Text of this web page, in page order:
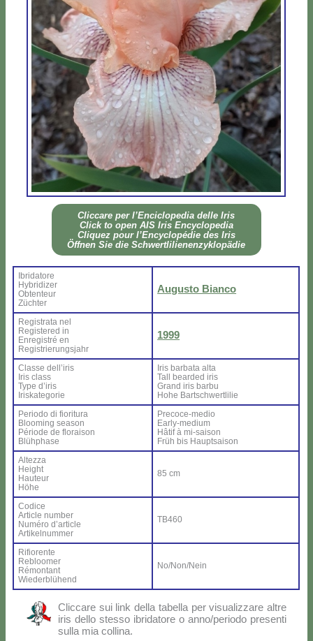
Clic­ca­re per l’En­ci­clo­pe­dia del­le Iris
Click to open AIS Iris En­cy­clo­pe­dia
Cli­quez pour l’En­cy­clo­pé­die des Iris
Öff­nen Sie die Sch­wer­tli­lie­nen­zy­klo­pä­die
Ibri­da­to­re
Hy­bri­di­zer
Ob­ten­teur
Zü­ch­ter
Au­gu­sto Bian­co
Re­gi­stra­ta nel
Re­gi­ste­red in
En­re­gi­stré en
Re­gi­strie­rung­sjahr
1999
Clas­se del­l’i­ris
Iris class
Ty­pe d’i­ris
Iri­ska­te­go­rie
Iris bar­ba­ta al­ta
Tall bear­ded iris
Grand iris bar­bu
Ho­he Bar­ts­ch­wer­tli­lie
Pe­rio­do di fio­ri­tu­ra
Bloo­ming sea­son
Pé­rio­de de flo­rai­son
Blü­h­pha­se
Pre­co­ce-me­dio
Ear­ly-me­dium
Hâ­tif à mi-sai­son
Früh bis Haup­tsai­son
Al­tez­za
Height
Hau­teur
Hö­he
85 cm
Co­di­ce
Ar­ti­cle num­ber
Nu­mé­ro d’ar­ti­cle
Ar­ti­kel­num­mer
TB460
Ri­fio­ren­te
Re­bloo­mer
Ré­mon­tant
Wie­der­blü­hend
No/Non/Nein
Clic­ca­re sui link del­la ta­bel­la per vi­sua­liz­za­re al­tre
iris del­lo stes­so ibri­da­to­re o anno/periodo pre­sen­ti
sul­la mia col­li­na.